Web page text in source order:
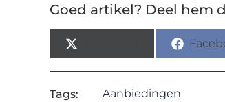
Goed artikel? Deel hem
Tags: Aanbiedingen